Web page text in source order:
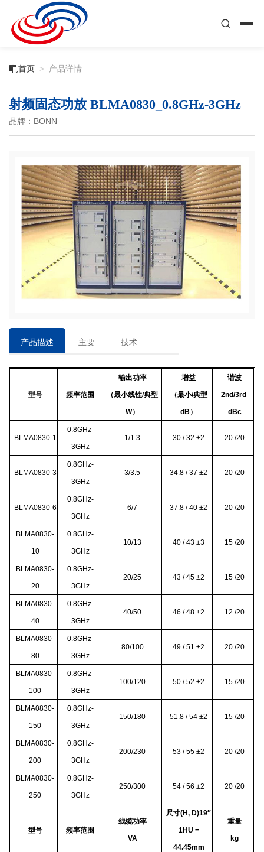
首页 > 产品详情
射频固态功放 BLMA0830_0.8GHz-3GHz
品牌：BONN
产品描述
主要
技术
型号 频率范围
输出功率
（最小线性/典型
W）
增益
（最小/典型
dB）
谐波
2nd/3rd
dBc
BLMA0830-1
0.8GHz-
3GHz
1/1.3 30 / 32±2 20 /20
BLMA0830-3
0.8GHz-
3GHz
3/3.5 34.8 / 37±2 20 /20
BLMA0830-6
0.8GHz-
3GHz
6/7 37.8 / 40±2 20 /20
BLMA0830-
10
0.8GHz-
3GHz
10/13 40 / 43±3 15 /20
BLMA0830-
20
0.8GHz-
3GHz
20/25 43 / 45±2 15 /20
BLMA0830-
40
0.8GHz-
3GHz
40/50 46 / 48±2 12 /20
BLMA0830-
80
0.8GHz-
3GHz
80/100 49 / 51±2 20 /20
BLMA0830-
100
0.8GHz-
3GHz
100/120 50 / 52±2 15 /20
BLMA0830-
150
0.8GHz-
3GHz
150/180 51.8 / 54±2 15 /20
BLMA0830-
200
0.8GHz-
3GHz
200/230 53 / 55±2 20 /20
BLMA0830-
250
0.8GHz-
3GHz
250/300 54 / 56±2 20 /20
型号 频率范围
线缆功率
VA
尺寸(H, D)19″
1HU =
44.45mm
重量
kg